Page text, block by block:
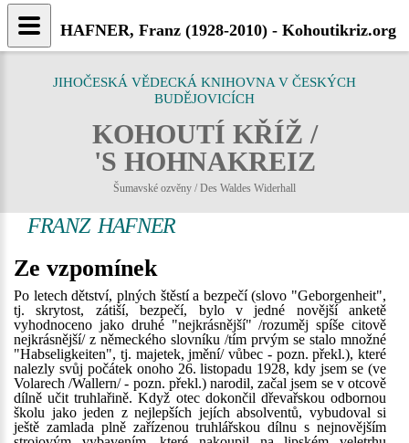
JIHOČESKÁ VĚDECKÁ KNIHOVNA V ČESKÝCH
BUDĚJOVICÍCH
KOHOUTÍ KŘÍŽ /
'S HOHNAKREIZ
Šumavské ozvěny / Des Waldes Widerhall
FRANZ HAFNER
Ze vzpomínek
Po letech dětství, plných štěstí a bezpečí (slovo "Geborgenheit",
tj. skrytost, zátiší, bezpečí, bylo v jedné novější anketě
vyhodnoceno jako druhé "nejkrásnější" /rozuměj spíše citově
nejkrásnější/ z německého slovníku /tím prvým se stalo množné
"Habseligkeiten", tj. majetek, jmění/ vůbec - pozn. překl.), které
nalezly svůj počátek onoho 26. listopadu 1928, kdy jsem se (ve
Volarech /Wallern/ - pozn. překl.) narodil, začal jsem se v otcově
dílně učit truhlařině. Když otec dokončil dřevařskou odbornou
školu jako jeden z nejlepších jejích absolventů, vybudoval si
ještě zamlada plně zařízenou truhlářskou dílnu s nejnovějším
HAFNER, Franz (1928-2010) - Kohoutikriz.org